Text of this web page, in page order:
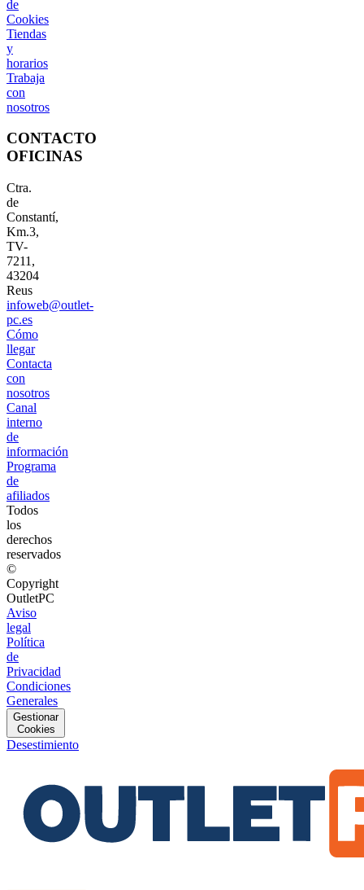
de
Cookies
Tiendas
y
horarios
Trabaja
con
nosotros
CONTACTO
OFICINAS
Ctra.
de
Constantí,
Km.3,
TV-
7211,
43204
Reus
infoweb@outlet-
pc.es
Cómo
llegar
Contacta
con
nosotros
Canal
interno
de
información
Programa
de
afiliados
Todos
los
derechos
reservados
©
Copyright
OutletPC
Aviso
legal
Política
de
Privacidad
Condiciones
Generales
Gestionar
Cookies
Desestimiento